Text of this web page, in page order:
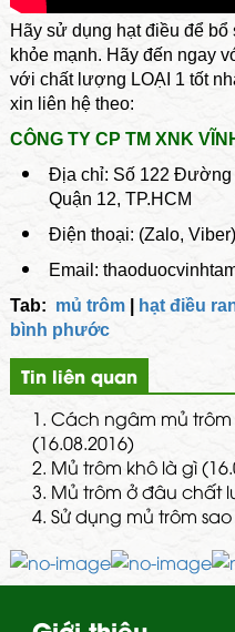
Hãy sử dụng hạt điều để
khỏe mạnh. Hãy đến ngay
với chất lượng LOẠI 1 tốt
xin liên hệ theo:
CÔNG TY CP TM XNK
Địa chỉ: Số 122 Đường
Quận 12, TP.HCM
Điện thoại: (Zalo,
Email:
Tab: mủ trôm| hạt điều
bình phước
Tin liên quan
1. Cách ngâm mủ
(16.08.2016)
2. Mủ trôm khô là gì
3. Mủ trôm ở đâu chất
4. Sử dụng mủ trôm